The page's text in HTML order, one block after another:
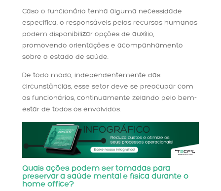
Caso o funcionário tenha alguma necessidade
específica, o responsáveis pelos recursos humanos
podem disponibilizar opções de auxílio,
promovendo orientações e acompanhamento
sobre o estado de saúde.
De todo modo, independentemente das
circunstâncias, esse setor deve se preocupar com
os funcionários, continuamente zelando pelo bem-
estar de todos os envolvidos.
Quais ações podem ser tomadas para
preservar a saúde mental e física durante o
home office?